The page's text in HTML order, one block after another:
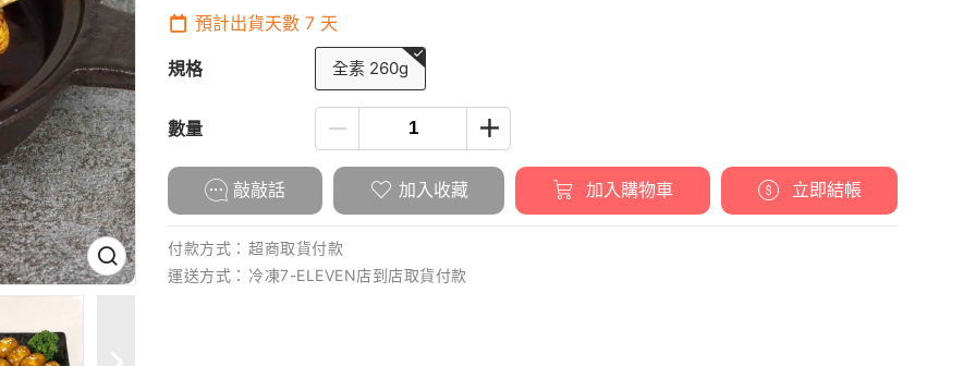
預計出貨天數 7 天
規格 全素 260g
數量
敲敲話 加入收藏 加入購物車 立即結帳
付款方式： 超商取貨付款
運送方式： 冷凍7-ELEVEN店到店取貨付款